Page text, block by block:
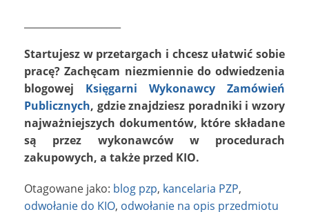
Startujesz w przetargach i chcesz ułatwić sobie
pracę? Zachęcam niezmiennie do odwiedzenia
blogowej Księgarni Wykonawcy Zamówień
Publicznych, gdzie znajdziesz poradniki i wzory
najważniejszych dokumentów, które składane
są przez wykonawców w procedurach
zakupowych, a także przed KIO.
Otagowane jako: blog pzp, kancelaria PZP,
odwołanie do KIO, odwołanie na opis przedmiotu